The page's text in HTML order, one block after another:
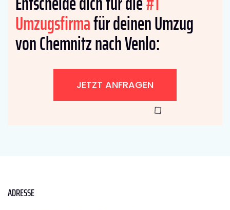
Umzugsfirmafür deinen Umzug
von Chemnitz nach Venlo:
JETZT ANFRAGEN
ADRESSE